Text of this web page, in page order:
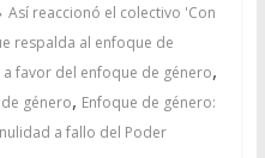
Así reaccionó el colectivo 'Con
respalda al enfoque de
a favor del enfoque de género,
género, Enfoque de género:
a fallo del Poder